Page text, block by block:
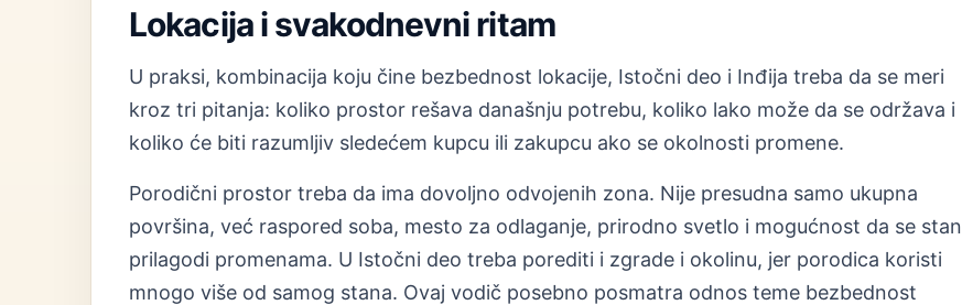
Lokacija i svakodnevni ritam
U praksi, kombinacija koju čine bezbednost lokacije, Istočni deo i Inđija treba da se meri
kroz tri pitanja: koliko prostor rešava današnju potrebu, koliko lako može da se održava i
koliko će biti razumljiv sledećem kupcu ili zakupcu ako se okolnosti promene.
Porodični prostor treba da ima dovoljno odvojenih zona. Nije presudna samo ukupna
površina, već raspored soba, mesto za odlaganje, prirodno svetlo i mogućnost da se stan
prilagodi promenama. U Istočni deo treba porediti i zgrade i okolinu, jer porodica koristi
mnogo više od samog stana. Ovaj vodič posebno posmatra odnos teme bezbednost